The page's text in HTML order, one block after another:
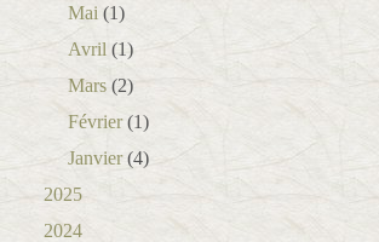
Mai (1)
Avril (1)
Mars (2)
Février(1)
Janvier(4)
2025
2024